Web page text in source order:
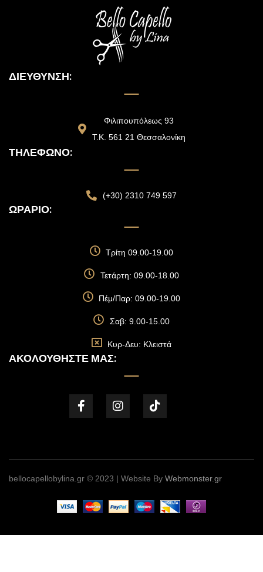
ΔΙΕΎΘΥΝΣΗ:
Φιλιπουπόλεως 93
Τ.Κ. 561 21 Θεσσαλονίκη
ΤΗΛΈΦΩΝΟ:
(+30) 2310 749 597
ΩΡΆΡΙΟ:
Τρίτη 09.00-19.00
Τετάρτη: 09.00-18.00
Πέμ/Παρ: 09.00-19.00
Σαβ: 9.00-15.00
Κυρ-Δευ: Κλειστά
ΑΚΟΛΟΥΘΉΣΤΕ ΜΑΣ:
bellocapellobylina.gr © 2023 | Website By Webmonster.gr